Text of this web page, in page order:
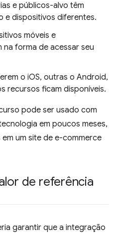
e públicos-alvo têm
e dispositivos diferentes.
móveis e
forma de acessar seu
o iOS, outras o Android,
recursos ficam disponíveis.
pode ser usado com
em poucos meses,
um site de e-commerce
de referência
garantir que a integração